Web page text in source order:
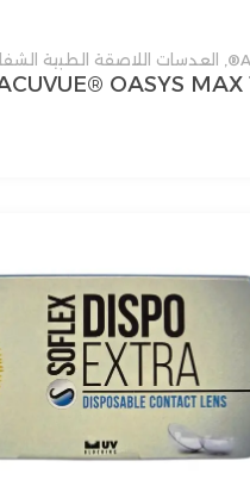
العدسات اللاصقة الطبية
OASYS MAX